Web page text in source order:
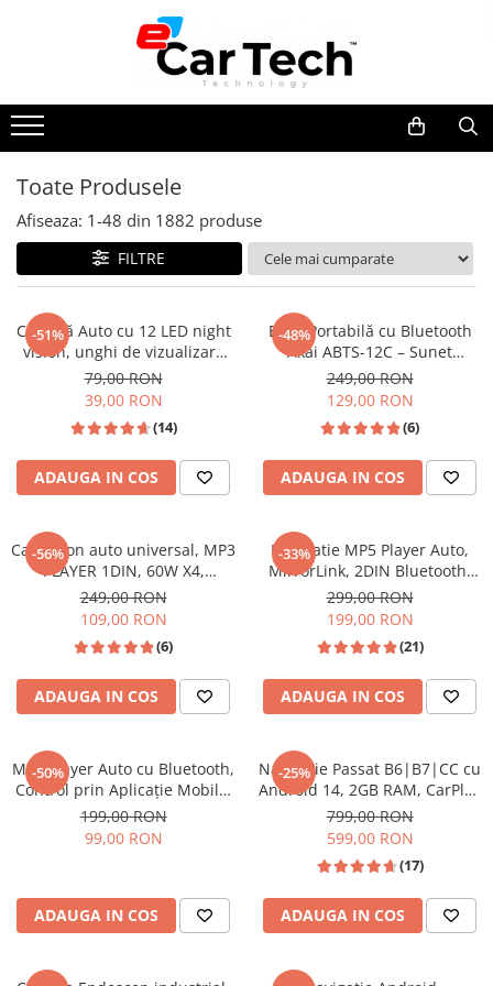
Summer sale
Navigatie dedicata
Navigatii Volkswagen
Navigatii Skoda
Navigatii Seat
Navigatii Ford
Navigatii Opel
Navigatii Hyundai
Navigatii Toyota
Navigatii Dacia
Navigatii Peugeot
Navigatii Audi
Navigatii BMW
Navigatii Mercedes
Navigatii Fiat
Navigatii Citroen
Navigatii Mitsubishi
Navigatii Volvo
Navigatii KIA
Navigatii Mazda
Navigatii Smart
Navigatii Chevrolet
Toate Produsele
Afiseaza: 1-48 din 1882 produse
FILTRE
-51%
Cameră Auto cu 12 LED night
vision, unghi de vizualizare
170°, rezistentă la apă IPX6 si
praf
79,00 RON
39,00 RON
(14)
ADAUGA IN COS
-48%
Boxă Portabilă cu Bluetooth
Akai ABTS-12C – Sunet
Puternic Oriunde
249,00 RON
129,00 RON
(6)
ADAUGA IN COS
-56%
Casetofon auto universal, MP3
PLAYER 1DIN, 60W X4,
Bluetooth,2X USB, CARD SD,
AUX, intrare RCA subwoofer
249,00 RON
109,00 RON
(6)
ADAUGA IN COS
-33%
Navigatie MP5 Player Auto,
MirrorLink, 2DIN Bluetooth,
AUX, USB, Card SD,Universal
299,00 RON
199,00 RON
(21)
ADAUGA IN COS
-50%
MP3 Player Auto cu Bluetooth,
Control prin Aplicație Mobilă,
USB, AUX, FM Radio și Lumini
RGB – Model M11
199,00 RON
99,00 RON
ADAUGA IN COS
-25%
Navigatie Passat B6|B7|CC cu
Android 14, 2GB RAM, CarPlay
si Anroid Auto, Mirror Link,
Wi-fi, Youtube, Waze, ecran
HD 10.1 Inch
799,00 RON
599,00 RON
(17)
ADAUGA IN COS